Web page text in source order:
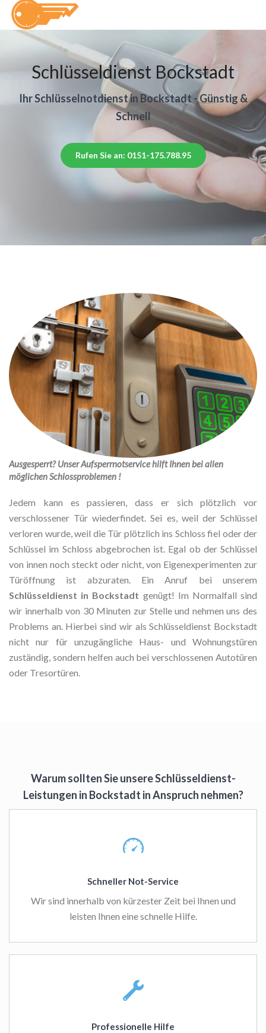
Schlüsseldienst Bockstadt
Ihr Schlüsselnotdienst in Bockstadt - Günstig &
Schnell
Rufen Sie an: 0151-175.788.95
Ausgesperrt? Unser Aufsperrnotservice hilft Ihnen bei allen
möglichen Schlossproblemen !
Jedem kann es passieren, dass er sich plötzlich vor
verschlossener Tür wiederfindet. Sei es, weil der Schlüssel
verloren wurde, weil die Tür plötzlich ins Schloss fiel oder der
Schlüssel im Schloss abgebrochen ist. Egal ob der Schlüssel
von innen noch steckt oder nicht, von Eigenexperimenten zur
Türöffnung ist abzuraten. Ein Anruf bei unserem
Schlüsseldienst in Bockstadt genügt! Im Normalfall sind
wir innerhalb von 30 Minuten zur Stelle und nehmen uns des
Problems an. Hierbei sind wir als Schlüsseldienst Bockstadt
nicht nur für unzugängliche Haus- und Wohnungstüren
zuständig, sondern helfen auch bei verschlossenen Autotüren
oder Tresortüren.
Warum sollten Sie unsere Schlüsseldienst-
Leistungen in Bockstadt in Anspruch nehmen?
Schneller Not-Service
Wir sind innerhalb von kürzester Zeit bei Ihnen und
leisten Ihnen eine schnelle Hilfe.
Professionelle Hilfe